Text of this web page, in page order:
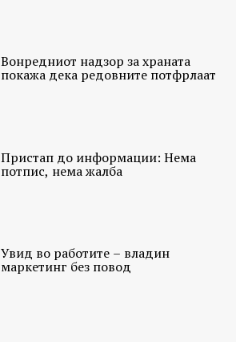
Вонредниот надзор за храната
покажа дека редовните потфрлаат
Пристап до информации: Нема
потпис, нема жалба
Увид во работите – владин
маркетинг без повод